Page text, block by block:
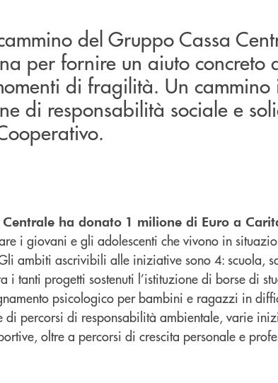
del Gruppo Cassa
per fornire un aiuto concreto
di fragilità. Un cammino
di responsabilità sociale e
ha donato 1 milione di Euro a
i giovani e gli adolescenti che vivono in
ambiti ascrivibili alle iniziative sono 4: scuola,
i tanti progetti sostenuti l’istituzione di borse di
psicologico per bambini e ragazzi in
di percorsi di responsabilità ambientale, varie
oltre a percorsi di crescita personale e